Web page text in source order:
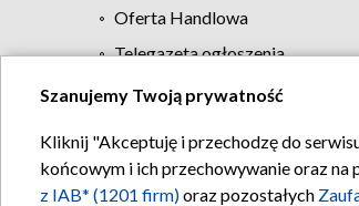
Oferta Handlowa
Telegazeta ogłoszenia
Szanujemy Twoją prywatność
Kliknij "Akceptuję i przechodzę do
końcowym i ich przechowywanie oraz na
z IAB* (1201 firm)oraz pozostałych